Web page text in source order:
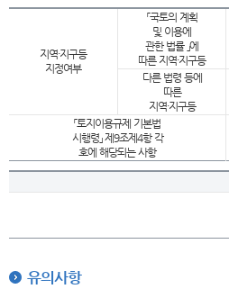
지역·지구등
지정여부
「국토의 계획
및 이용에
관한 법률 」에
따른 지역·지구등
다른 법령 등에
따른
지역·지구등
「토지이용규제 기본법
시행령」 제9조제4항 각
호에 해당되는 사항
유의사항